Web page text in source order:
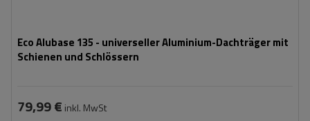
Eco Alubase 135 - universeller Aluminium-Dachträger mit
Schienen und Schlössern
79,99 € inkl. MwSt